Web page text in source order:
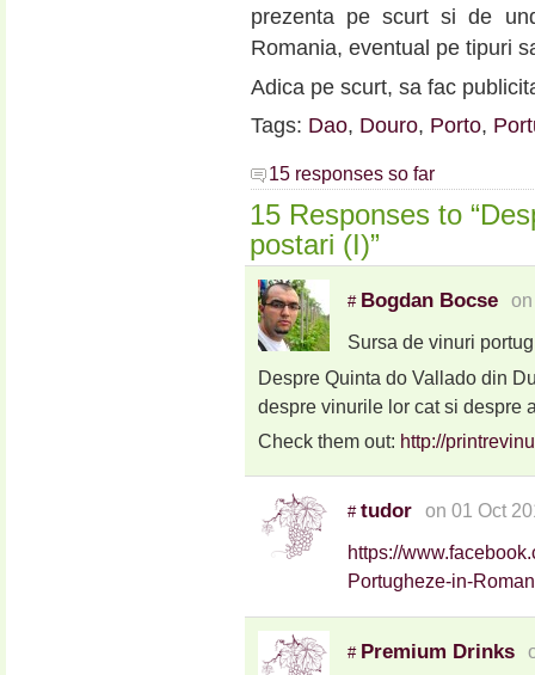
prezenta pe scurt si de
Romania, eventual pe tipuri
Adica pe scurt, sa fac
Tags: Dao, Douro, Porto,
15 responses so far
15 Responses to
postari (I)”
# Bogdan Bocse
Sursa de vinuri
Despre Quinta do Vallado din
despre vinurile lor cat si despre
Check them out: http://
# tudor on 01 Oct
https://
Portugheze-in-
# Premium Drinks